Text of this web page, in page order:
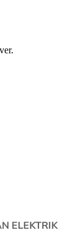
ELEKTRIK